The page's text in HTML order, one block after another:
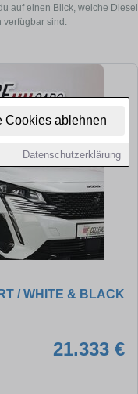
Cookies ablehnen
Datenschutzerklärung
auf einen Blick, welche Diesel
sind.
/ WHITE & BLACK
21.333 €